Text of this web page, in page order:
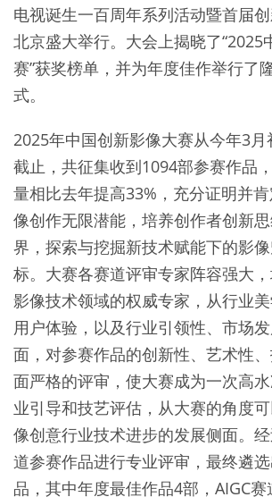
电视诞生一百周年系列活动暨首届
北京盛大举行。大会上揭晓了“2025
赛”获奖榜单，并为年度佳作举行了
式。
2025年中国创新影像大赛从今年3
截止，共征集收到1094部参赛作品
量相比去年提高33%，充分证明并
像创作无限潜能，培养创作者创新
界，探索与挖掘新技术赋能下的影
标。大赛各赛道评审专家阵容强大
影像技术领域的权威专家，从行业美
用户体验，以及行业引领性、市场
面，对参赛作品的创新性、艺术性
面严格的评审，使大赛成为一次高
业引导和技艺评估，从大赛的角度
像创意行业技术进步的发展侧面。
道参赛作品进行专业评审，最终遴
品，其中年度最佳作品4部，AIGC